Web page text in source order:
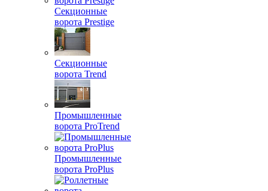
Секционные
ворота Prestige
Секционные
ворота Trend
Промышленные
ворота ProTrend
Промышленные
ворота ProPlus